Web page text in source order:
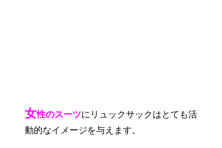
女性のスーツにリュックサックはとても活
動的なイメージを与えます。